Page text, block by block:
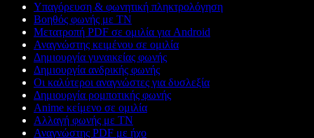
Υπαγόρευση & φωνητική πληκτρολόγηση
Βοηθός φωνής με ΤΝ
Μετατροπή PDF σε ομιλία για Android
Αναγνώστης κειμένου σε ομιλία
Δημιουργία γυναικείας φωνής
Δημιουργία ανδρικής φωνής
Οι καλύτεροι αναγνώστες για δυσλεξία
Δημιουργία ρομποτικής φωνής
Anime κείμενο σε ομιλία
Αλλαγή φωνής με ΤΝ
Αναγνώστης PDF με ήχο